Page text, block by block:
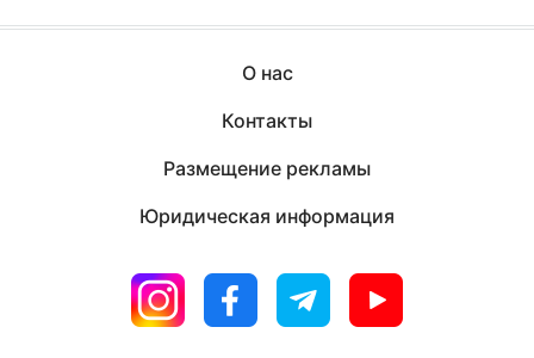
О нас
Контакты
Размещение рекламы
Юридическая информация